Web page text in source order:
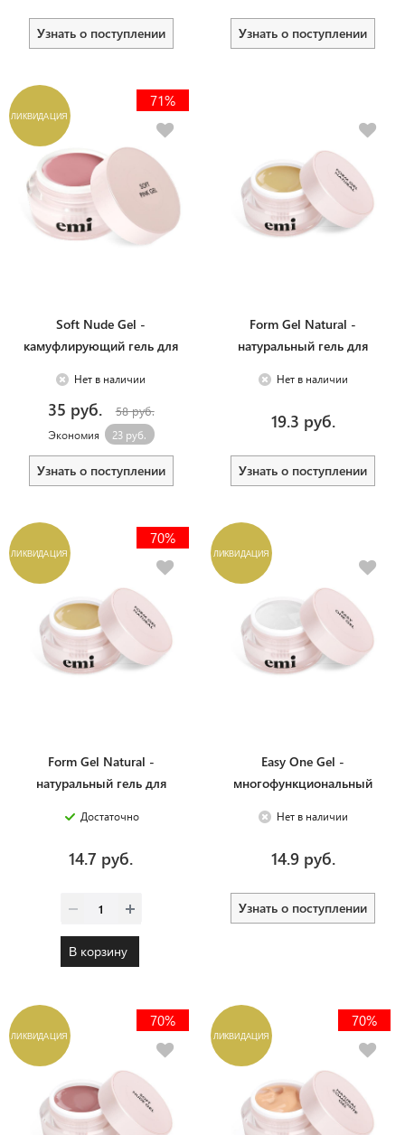
Узнать о поступлении Узнать о поступлении
ЛИКВИДАЦИЯ
71%
Soft Nude Gel -
камуфлирующий гель для
Нет в наличии
35 руб. 58 руб.
Экономия 23 руб.
Узнать о поступлении
Form Gel Natural -
натуральный гель для
г.
Нет в наличии
19.3 руб.
Узнать о поступлении
ЛИКВИДАЦИЯ
70%
Form Gel Natural -
натуральный гель для
15 г.
Достаточно
14.7 руб.
В корзину
ЛИКВИДАЦИЯ
Easy One Gel -
многофункциональный
гель для моделирования, 15
Нет в наличии
14.9 руб.
Узнать о поступлении
ЛИКВИДАЦИЯ
70%
ЛИКВИДАЦИЯ
70%